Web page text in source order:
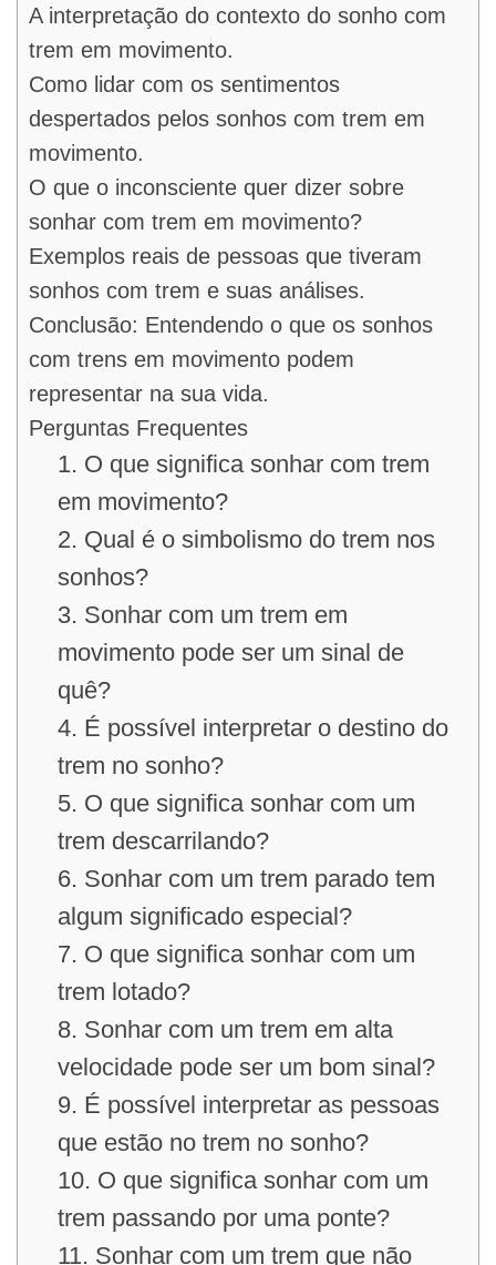
A interpretação do contexto do sonho com
trem em movimento.
Como lidar com os sentimentos
despertados pelos sonhos com trem em
movimento.
O que o inconsciente quer dizer sobre
sonhar com trem em movimento?
Exemplos reais de pessoas que tiveram
sonhos com trem e suas análises.
Conclusão: Entendendo o que os sonhos
com trens em movimento podem
representar na sua vida.
Perguntas Frequentes
1. O que significa sonhar com trem
em movimento?
2. Qual é o simbolismo do trem nos
sonhos?
3. Sonhar com um trem em
movimento pode ser um sinal de
quê?
4. É possível interpretar o destino do
trem no sonho?
5. O que significa sonhar com um
trem descarrilando?
6. Sonhar com um trem parado tem
algum significado especial?
7. O que significa sonhar com um
trem lotado?
8. Sonhar com um trem em alta
velocidade pode ser um bom sinal?
9. É possível interpretar as pessoas
que estão no trem no sonho?
10. O que significa sonhar com um
trem passando por uma ponte?
11. Sonhar com um trem que não